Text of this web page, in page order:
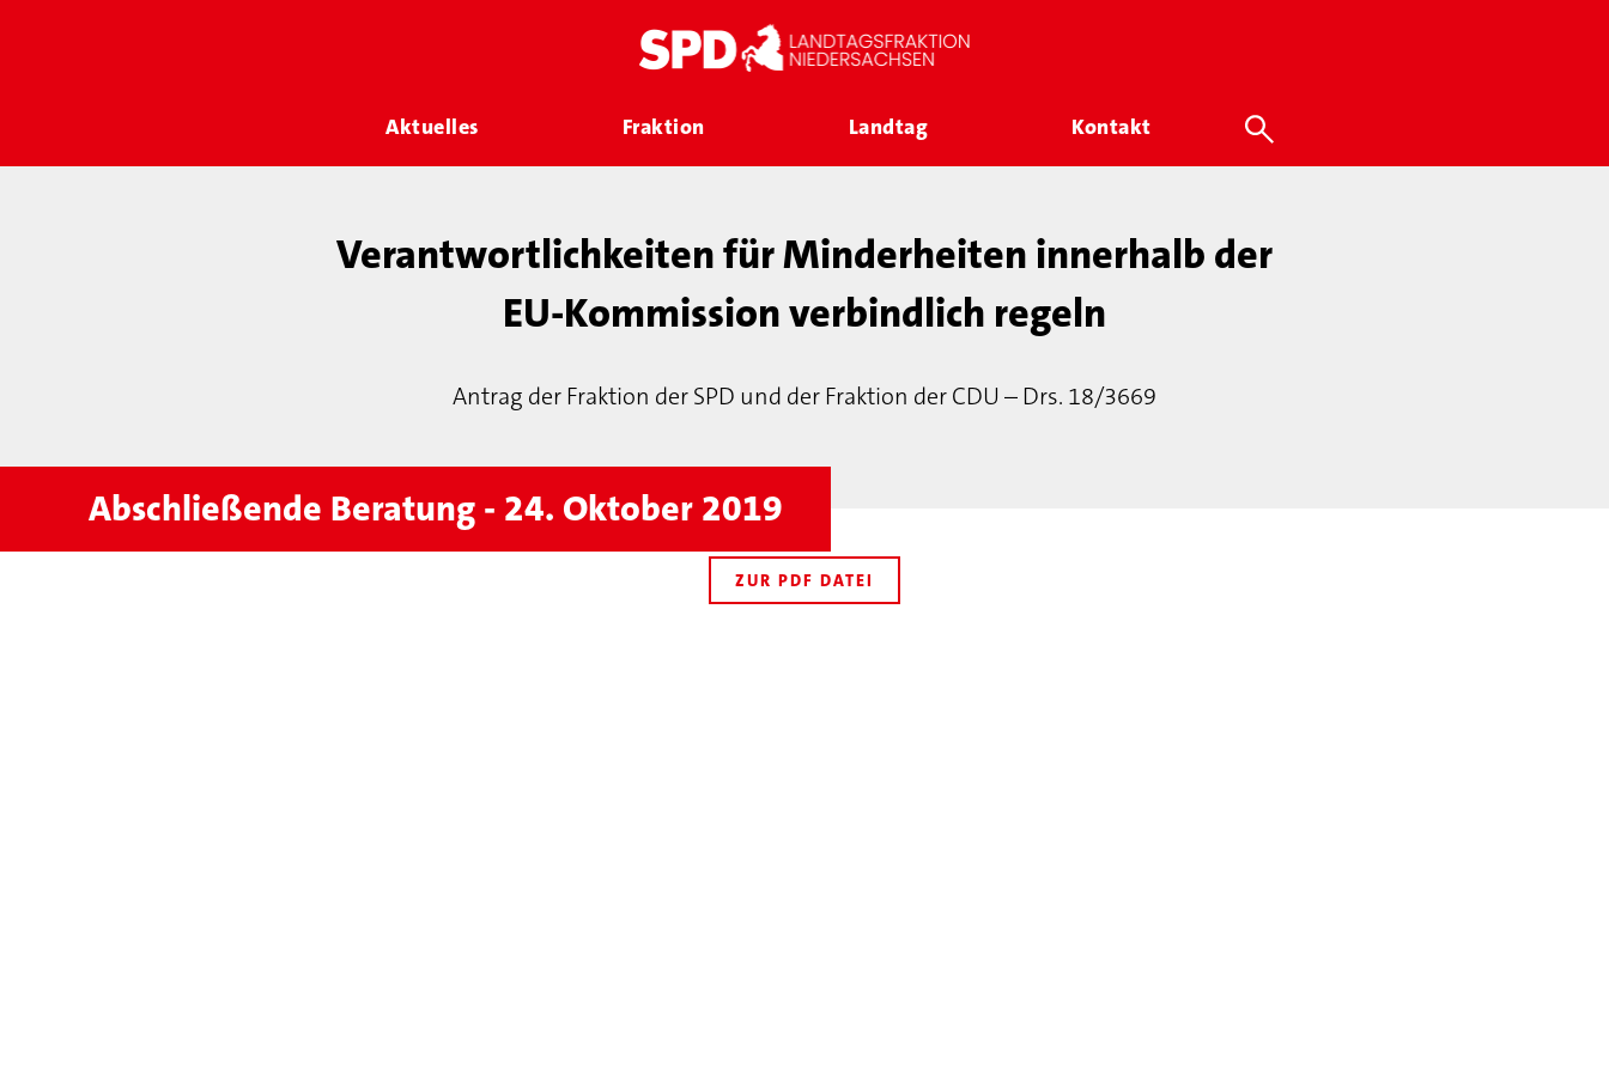
Aktuelles Fraktion Landtag Kontakt
Verantwortlichkeiten für Minderheiten innerhalb der
EU-Kommission verbindlich regeln
Antrag der Fraktion der SPD und der Fraktion der CDU – Drs. 18/3669
Abschließende Beratung - 24. Oktober 2019
ZUR PDF DATEI